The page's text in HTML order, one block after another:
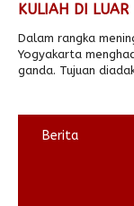
Alumni
KULIAH DI LUAR
Dalam rangka
Yogyakarta
ganda. Tujuan
Berita